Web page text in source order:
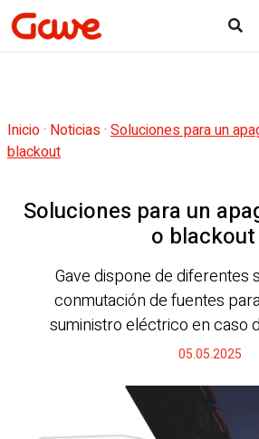
Inicio· Noticias· Soluciones para un
blackout
Soluciones para un
o blackout
Gave dispone de diferentes
conmutación de fuentes
suministro eléctrico en caso
05.05.2025